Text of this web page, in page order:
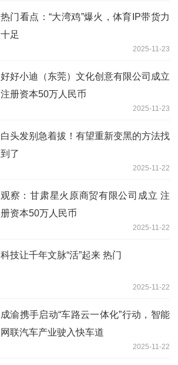
热门看点：“大湾鸡”爆火，体育IP带货力
十足
2025-11-23
好好小迪（东莞）文化创意有限公司成立
注册资本50万人民币
2025-11-23
白头发别急着拔！有望重新变黑的方法找
到了
2025-11-22
观察：甘肃星火原商贸有限公司成立 注
册资本50万人民币
2025-11-22
科技让千年文脉“活”起来 热门
2025-11-22
成渝携手启动“车路云一体化”行动，智能
网联汽车产业驶入快车道
2025-11-22